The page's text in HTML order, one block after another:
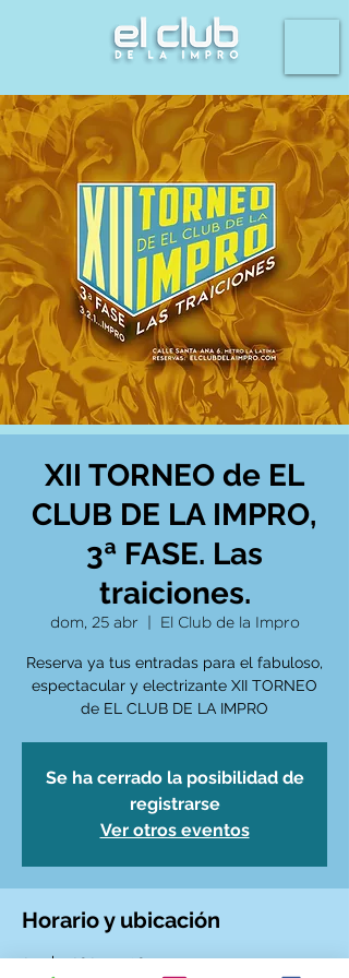
XII TORNEO de EL
CLUB DE LA IMPRO,
3ª FASE. Las
traiciones.
dom, 25 abr El Club de la Impro
Reserva ya tus entradas para el fabuloso,
espectacular y electrizante XII TORNEO
de EL CLUB DE LA IMPRO
Se ha cerrado la posibilidad de
registrarse
Ver otros eventos
Horario y ubicación
25 abr 2021, 19:30